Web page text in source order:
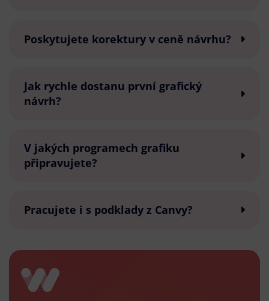
Poskytujete korektury v ceně návrhu?
Jak rychle dostanu první grafický
návrh?
V jakých programech grafiku
připravujete?
Pracujete i s podklady z Canvy?